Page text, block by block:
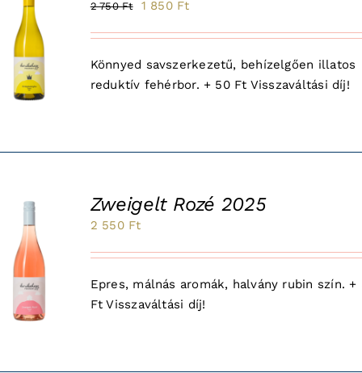
2 750Ft
Original
2
750 Ft.
1 850 FtCurrent
1
850 Ft.
Könnyed savszerkezetű, behízelgően illatos
reduktív fehérbor. + 50 Ft Visszaváltási díj!
Zweigelt Rozé 2025
2 550 Ft
Epres, málnás aromák, halvány rubin szín. +
Ft Visszaváltási díj!